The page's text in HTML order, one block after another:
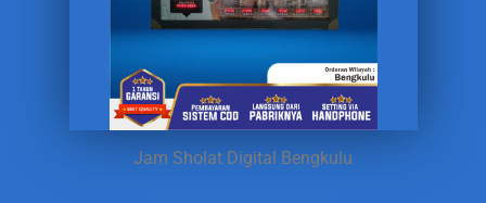
Jam Sholat Digital Bengkulu